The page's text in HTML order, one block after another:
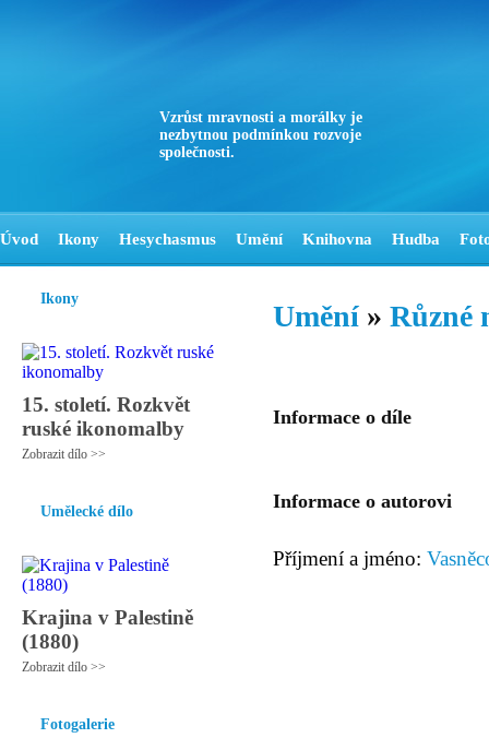
Vzrůst mravnosti a morálky je
nezbytnou podmínkou rozvoje
společnosti.
Úvod Ikony Hesychasmus Umění Knihovna Hudba
Ikony
15. století. Rozkvět
ruské ikonomalby
Zobrazit dílo >>
Umělecké dílo
Krajina v Palestině
(1880)
Zobrazit dílo >>
Fotogalerie
Umění » Různé
Informace o díle
Informace o autorovi
Příjmení a jméno: